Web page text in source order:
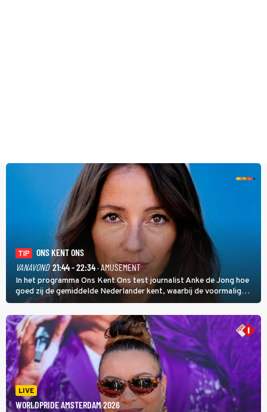
TIP
ONS KENT ONS
VANAVOND 21:44 - 22:34· AMUSEMENT
In het programma Ons Kent Ons test journalist Anke de Jong hoe
goed zij de gemiddelde Nederlander kent, waarbij de voormalig
hoofdredacteur van modebladen Glamour en Elle het samen met
rapper Keizer opneemt tegen Edson da Graça en Marc-Marie
Huijbregts.
LIVE
WORLDPRIDE AMSTERDAM 2026